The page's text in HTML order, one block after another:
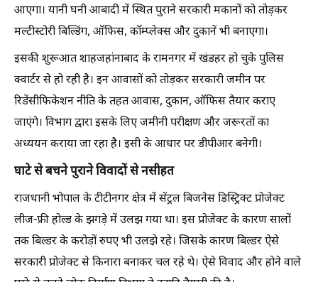
आएगा। यानी घनी आबादी में स्थित पुराने सरकारी मकानों को तोड़कर
मल्टीस्टोरी बिल्डिंग, ऑफिस, कॉम्प्लेक्स और दुकानें भी बनाएगा।
इसकी शुरूआत शाहजहांनाबाद के रामनगर में खंडहर हो चुके पुलिस
क्वार्टर से हो रही है। इन आवासों को तोड़कर सरकारी जमीन पर
रिडेंसीफिकेशन नीति के तहत आवास, दुकान, ऑफिस तैयार कराए
जाएंगे। विभाग द्वारा इसके लिए जमीनी परीक्षण और जरूरतों का
अध्ययन कराया जा रहा है। इसी के आधार पर डीपीआर बनेगी।
घाटे से बचने पुराने विवादों से नसीहत
राजधानी भोपाल के टीटीनगर क्षेत्र में सेंट्रल बिजनेस डिस्ट्रिक्ट प्रोजेक्ट
लीज-फ्री होल्ड के झगड़े में उलझ गया था। इस प्रोजेक्ट के कारण सालों
तक बिल्डर के करोड़ों रुपए भी उलझे रहे। जिसके कारण बिल्डर ऐसे
सरकारी प्रोजेक्ट से किनारा बनाकर चल रहे थे। ऐसे विवाद और होने वाले